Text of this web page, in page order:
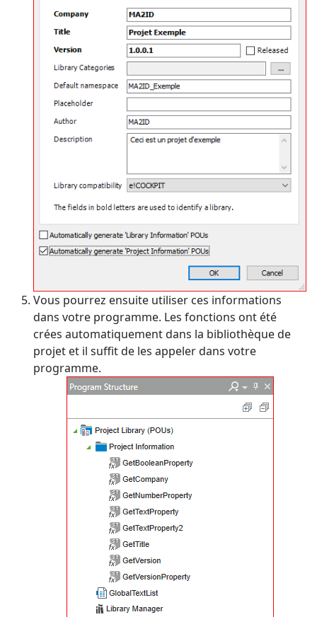
Vous pourrez ensuite utiliser ces informations
dans votre programme. Les fonctions ont été
crées automatiquement dans la bibliothèque de
projet et il suffit de les appeler dans votre
programme.